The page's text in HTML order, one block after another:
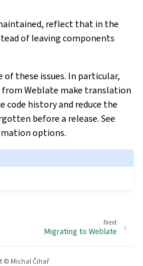
reflect that in the
of leaving components
these issues. In particular,
Weblate make translation
code history and reduce the
before a release. See
options.
Next
Migrating to Weblate
© Michal Čihař